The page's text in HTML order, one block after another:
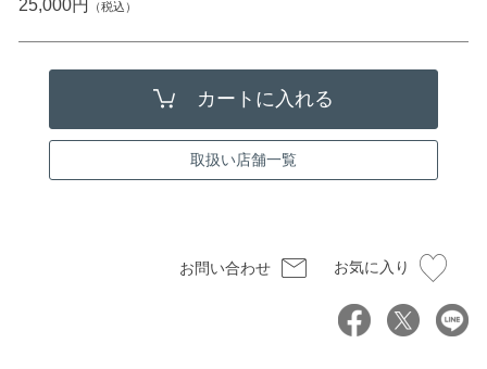
25,000円 （税込）
取扱い店舗一覧
お問い合わせ お気に入り